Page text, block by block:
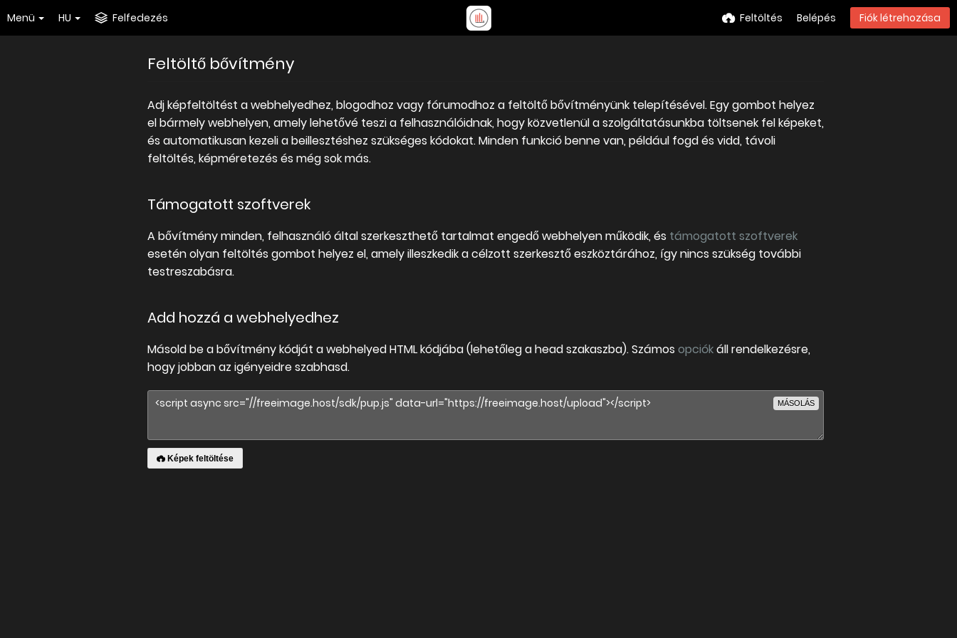
Menü HU Felfedezés Feltöltés Belépés Fiók létrehozása
Feltöltő bővítmény
Adj képfeltöltést a webhelyedhez, blogodhoz vagy fórumodhoz a feltöltő bővítményünk telepítésével. Egy gombot helyez
el bármely webhelyen, amely lehetővé teszi a felhasználóidnak, hogy közvetlenül a szolgáltatásunkba töltsenek fel képeket,
és automatikusan kezeli a beillesztéshez szükséges kódokat. Minden funkció benne van, például fogd és vidd, távoli
feltöltés, képméretezés és még sok más.
Támogatott szoftverek
A bővítmény minden, felhasználó által szerkeszthető tartalmat engedő webhelyen működik, és támogatott szoftverek
esetén olyan feltöltés gombot helyez el, amely illeszkedik a célzott szerkesztő eszköztárához, így nincs szükség további
testreszabásra.
Add hozzá a webhelyedhez
Másold be a bővítmény kódját a webhelyed HTML kódjába (lehetőleg a head szakaszba). Számos opciókáll rendelkezésre,
hogy jobban az igényeidre szabhasd.
MÁSOLÁS
Képek feltöltése